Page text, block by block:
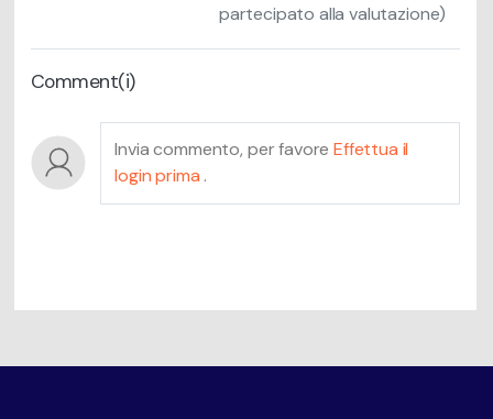
partecipato alla valutazione)
Comment(i)
Invia commento, per favore Effettua il
login prima .